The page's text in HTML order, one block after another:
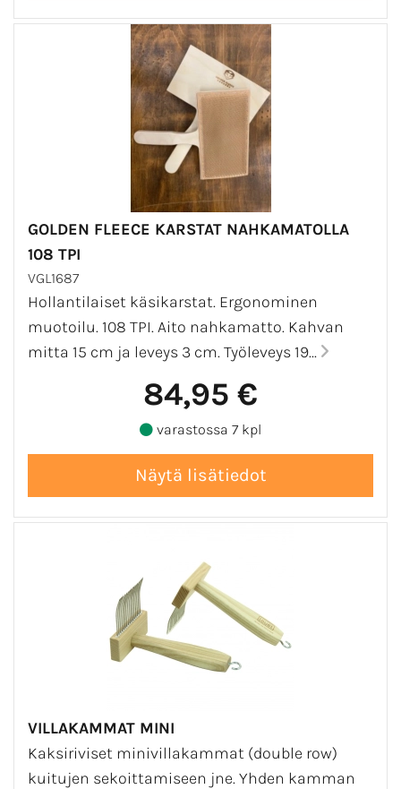
GOLDEN FLEECE KARSTAT NAHKAMATOLLA
108 TPI
VGL1687
Hollantilaiset käsikarstat. Ergonominen
muotoilu. 108 TPI. Aito nahkamatto. Kahvan
mitta 15 cm ja leveys 3 cm. Työleveys 19...
84,95 €
varastossa 7 kpl
VILLAKAMMAT MINI
Kaksiriviset minivillakammat (double row)
kuitujen sekoittamiseen jne. Yhden kamman